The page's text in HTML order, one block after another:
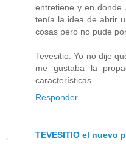
entretiene y en donde
tenía la idea de abrir
cosas pero no pude
Tevesitio: Yo no dije
me gustaba la
características.
Responder
TEVESITIO el nuevo